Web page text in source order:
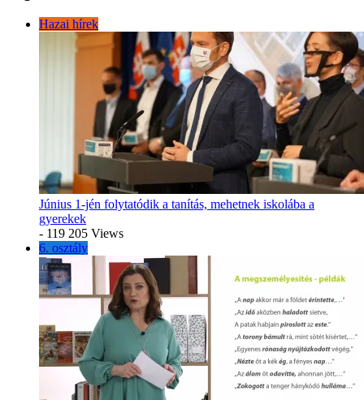
Hazai hírek
Június 1-jén folytatódik a tanítás, mehetnek iskolába a
gyerekek
- 119 205 Views
6. osztály